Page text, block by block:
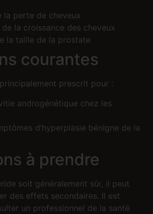
la perte de cheveux
la croissance des cheveux
la taille de la prostate
courantes
prescrit pour :
androgénétique chez les
d’hyperplasie bénigne de la
à prendre
soit généralement sûr, il peut
des effets secondaires. Il est
un professionnel de la santé